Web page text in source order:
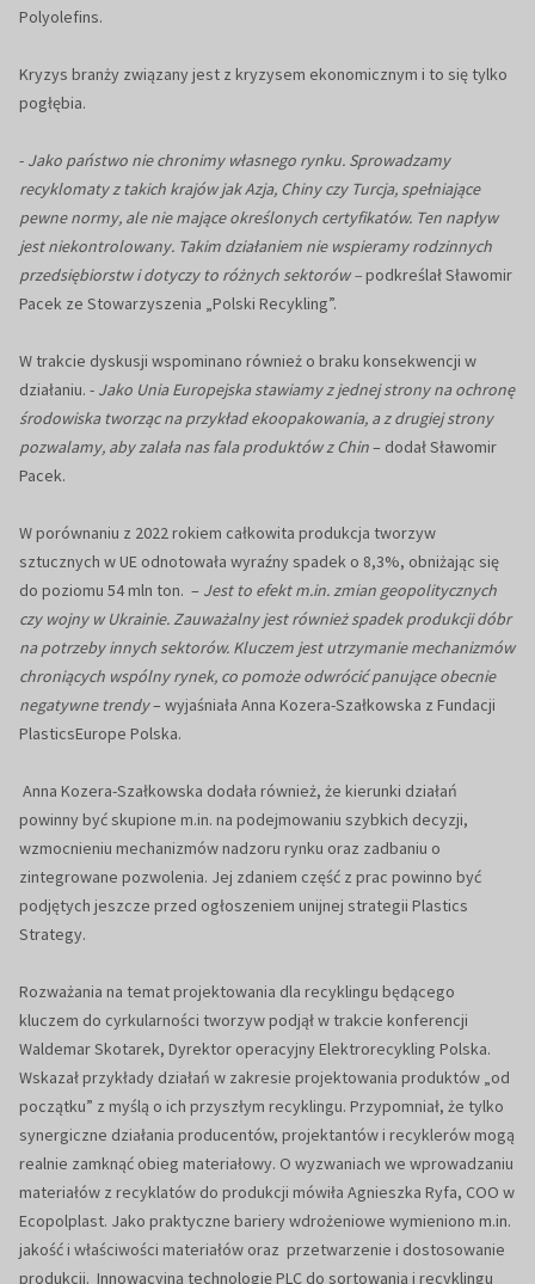
Polyolefins.
Kryzys branży związany jest z kryzysem ekonomicznym i to się tylko
pogłębia.
- Jako państwo nie chronimy własnego rynku. Sprowadzamy
recyklomaty z takich krajów jak Azja, Chiny czy Turcja, spełniające
pewne normy, ale nie mające określonych certyfikatów. Ten napływ
jest niekontrolowany. Takim działaniem nie wspieramy rodzinnych
przedsiębiorstw i dotyczy to różnych sektorów –podkreślał Sławomir
Pacek ze Stowarzyszenia „Polski Recykling”.
W trakcie dyskusji wspominano również o braku konsekwencji w
działaniu. - Jako Unia Europejska stawiamy z jednej strony na ochronę
środowiska tworząc na przykład ekoopakowania, a z drugiej strony
pozwalamy, aby zalała nas fala produktów z Chin– dodał Sławomir
Pacek.
W porównaniu z 2022 rokiem całkowita produkcja tworzyw
sztucznych w UE odnotowała wyraźny spadek o 8,3%, obniżając się
do poziomu 54 mln ton. – Jest to efekt m.in. zmian geopolitycznych
czy wojny w Ukrainie. Zauważalny jest również spadek produkcji dóbr
na potrzeby innych sektorów. Kluczem jest utrzymanie mechanizmów
chroniących wspólny rynek, co pomoże odwrócić panujące obecnie
negatywne trendy– wyjaśniała Anna Kozera-Szałkowska z Fundacji
PlasticsEurope Polska.
Anna Kozera-Szałkowska dodała również, że kierunki działań
powinny być skupione m.in. na podejmowaniu szybkich decyzji,
wzmocnieniu mechanizmów nadzoru rynku oraz zadbaniu o
zintegrowane pozwolenia. Jej zdaniem część z prac powinno być
podjętych jeszcze przed ogłoszeniem unijnej strategii Plastics
Strategy.
Rozważania na temat projektowania dla recyklingu będącego
kluczem do cyrkularności tworzyw podjął w trakcie konferencji
Waldemar Skotarek, Dyrektor operacyjny Elektrorecykling Polska.
Wskazał przykłady działań w zakresie projektowania produktów „od
początku” z myślą o ich przyszłym recyklingu. Przypomniał, że tylko
synergiczne działania producentów, projektantów i recyklerów mogą
realnie zamknąć obieg materiałowy. O wyzwaniach we wprowadzaniu
materiałów z recyklatów do produkcji mówiła Agnieszka Ryfa, COO w
Ecopolplast. Jako praktyczne bariery wdrożeniowe wymieniono m.in.
jakość i właściwości materiałów oraz przetwarzenie i dostosowanie
produkcji. Innowacyjną technologię PLC do sortowania i recyklingu